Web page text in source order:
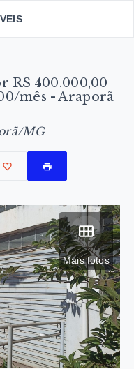
R$ 400.000,00
mês - Araporã
MG
Mais fotos